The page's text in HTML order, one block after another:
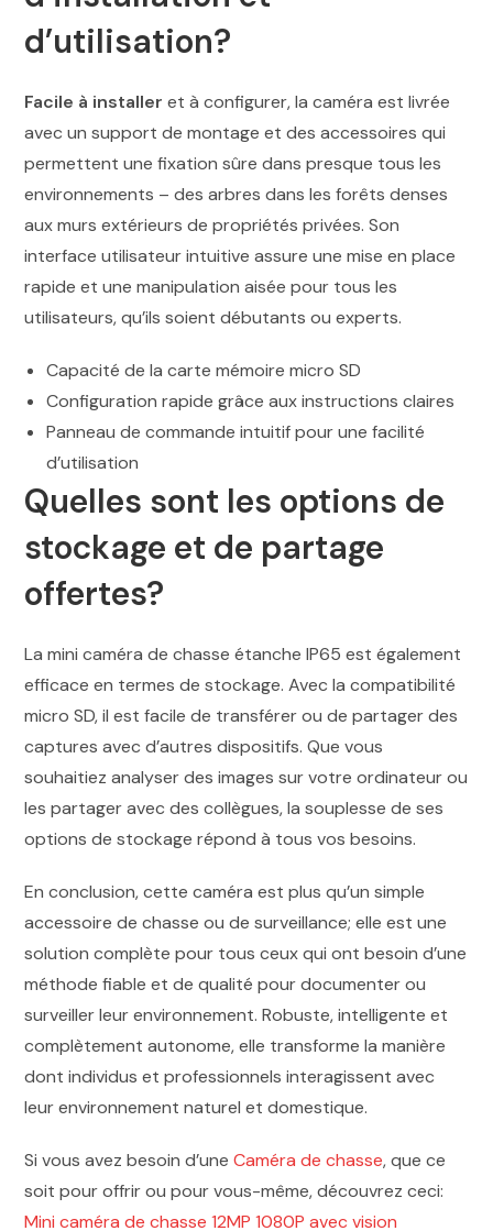
d’utilisation?
Facile à installer et à configurer, la caméra est livrée
avec un support de montage et des accessoires qui
permettent une fixation sûre dans presque tous les
environnements – des arbres dans les forêts denses
aux murs extérieurs de propriétés privées. Son
interface utilisateur intuitive assure une mise en place
rapide et une manipulation aisée pour tous les
utilisateurs, qu’ils soient débutants ou experts.
Capacité de la carte mémoire micro SD
Configuration rapide grâce aux instructions claires
Panneau de commande intuitif pour une facilité
d’utilisation
Quelles sont les options de
stockage et de partage
offertes?
La mini caméra de chasse étanche IP65 est également
efficace en termes de stockage. Avec la compatibilité
micro SD, il est facile de transférer ou de partager des
captures avec d’autres dispositifs. Que vous
souhaitiez analyser des images sur votre ordinateur ou
les partager avec des collègues, la souplesse de ses
options de stockage répond à tous vos besoins.
En conclusion, cette caméra est plus qu’un simple
accessoire de chasse ou de surveillance; elle est une
solution complète pour tous ceux qui ont besoin d’une
méthode fiable et de qualité pour documenter ou
surveiller leur environnement. Robuste, intelligente et
complètement autonome, elle transforme la manière
dont individus et professionnels interagissent avec
leur environnement naturel et domestique.
Si vous avez besoin d’uneCaméra de chasse, que ce
soit pour offrir ou pour vous-même, découvrez ceci:
Mini caméra de chasse 12MP 1080P avec vision